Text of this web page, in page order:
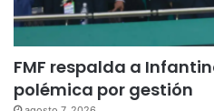
FMF respalda a
polémica por gestión